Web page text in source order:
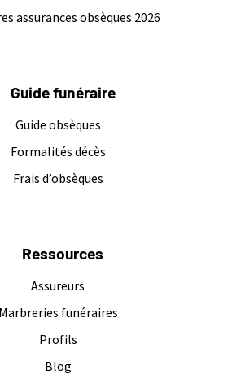
assurances obsèques 2026
Guide funéraire
Guide obsèques
Formalités décès
Frais d’obsèques
Ressources
Assureurs
Marbreries funéraires
Profils
Blog